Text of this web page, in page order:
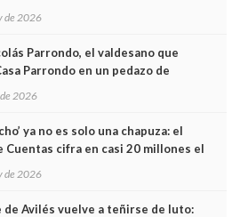
de 2026
Parrondo, el valdesano que
Parrondo en un pedazo de
2026
ya no es solo una chapuza: el
Cuentas cifra en casi 20 millones el
de 2026
de Avilés vuelve a teñirse de luto: